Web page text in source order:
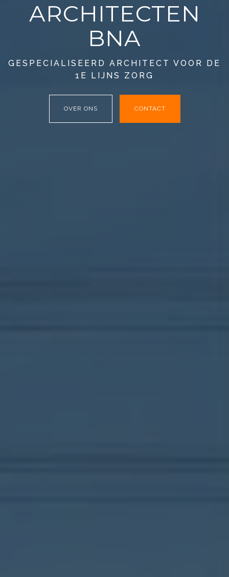
ARCHITECTEN
BNA
GESPECIALISEERD ARCHITECT VOOR DE
1E LIJNS ZORG
OVER ONS CONTACT